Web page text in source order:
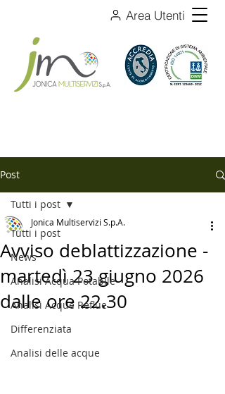
Area Utenti
Post
Tutti i post
News
Analisi Acqua Potabile
Analisi Acque Reflue
Differenziata
Analisi delle acque
Tutti i post
Avviso deblattizzazione -
martedì 23 giugno 2026
dalle ore 22.30
Jonica Multiservizi S.p.A.